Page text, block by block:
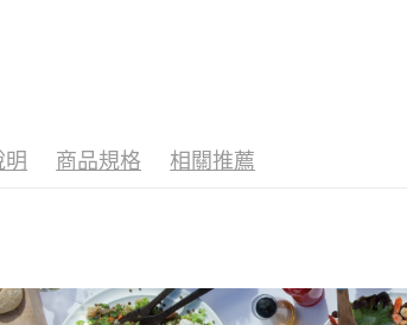
明 商品規格 相關推薦